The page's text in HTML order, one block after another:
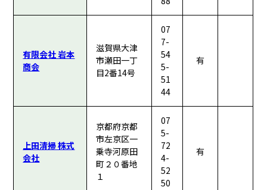
有限会社 岩本
商会
滋賀県大津
市瀬田一丁
目2番14号
07
7-
54
5-
51
44
有
上田清掃 株式
会社
京都府京都
市左京区一
乗寺河原田
町２０番地
１
07
5-
72
4-
52
50
有